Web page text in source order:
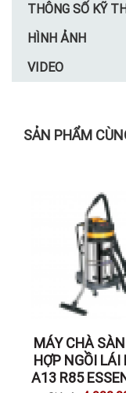
THÔNG SỐ KỸ
HÌNH ẢNH
VIDEO
SẢN PHẨM
MÁY CHÀ
HỢP NGỒI LÁI
A13 R85